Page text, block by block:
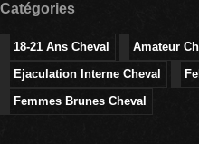
Catégories
18-21 Ans Cheval Amateur
Ejaculation Interne Cheval
Femmes Brunes Cheval